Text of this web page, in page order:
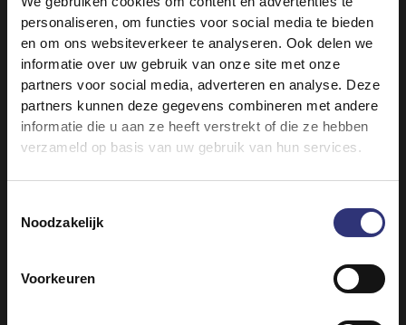
personaliseren, om functies voor social media te bieden
en om ons websiteverkeer te analyseren. Ook delen we
informatie over uw gebruik van onze site met onze
partners voor social media, adverteren en analyse. Deze
partners kunnen deze gegevens combineren met andere
informatie die u aan ze heeft verstrekt of die ze hebben
verzameld op basis van uw gebruik van hun services.
Noodzakelijk
Voorkeuren
Een klein handje peterselie, gehakt
2 el geraspte Parmezaanse kaas